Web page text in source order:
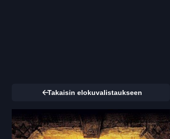
Takaisin elokuvalistaukseen